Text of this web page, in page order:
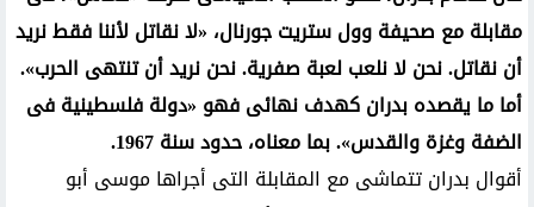
مقابلة مع صحيفة وول ستريت جورنال، «لا نقاتل لأننا فقط نريد
أن نقاتل. نحن لا نلعب لعبة صفرية. نحن نريد أن تنتهى الحرب».
أما ما يقصده بدران كهدف نهائى فهو «دولة فلسطينية فى
الضفة وغزة والقدس». بما معناه، حدود سنة 1967.
أقوال بدران تتماشى مع المقابلة التى أجراها موسى أبو